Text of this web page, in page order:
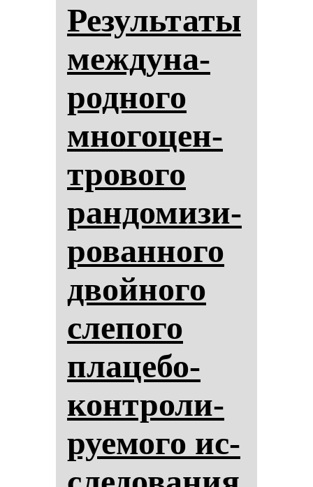
Ре­зуль­та­ты
меж­ду­на­
род­но­го
мно­го­цен­
тро­во­го
ран­до­ми­зи­
ро­ван­но­го
двой­но­го
сле­по­го
пла­це­бо-
кон­тро­ли­
ру­емо­го ис­